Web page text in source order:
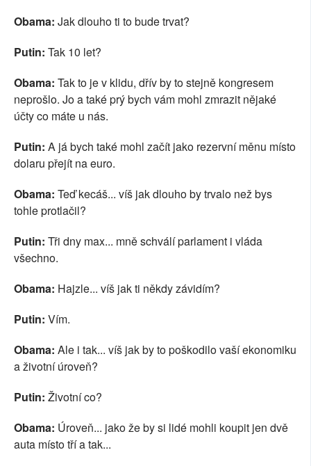
Obama: Jak dlouho ti to bude trvat?
Putin: Tak 10 let?
Obama: Tak to je v klidu, dřív by to stejně kongresem
neprošlo. Jo a také prý bych vám mohl zmrazit nějaké
účty co máte u nás.
Putin: A já bych také mohl začít jako rezervní měnu místo
dolaru přejít na euro.
Obama: Teď kecáš... víš jak dlouho by trvalo než bys
tohle protlačil?
Putin: Tři dny max... mně schválí parlament i vláda
všechno.
Obama: Hajzle... víš jak ti někdy závidím?
Putin: Vím.
Obama: Ale i tak... víš jak by to poškodilo vaší ekonomiku
a životní úroveň?
Putin: Životní co?
Obama: Úroveň... jako že by si lidé mohli koupit jen dvě
auta místo tří a tak...